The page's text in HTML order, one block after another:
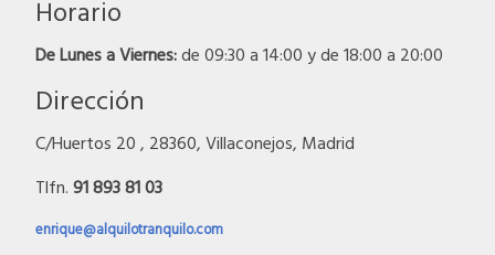
Horario
De Lunes a Viernes:de 09:30 a 14:00 y de 18:00 a 20:00
Dirección
C/Huertos 20 , 28360, Villaconejos, Madrid
Tlfn.91 893 81 03
enrique@alquilotranquilo.com